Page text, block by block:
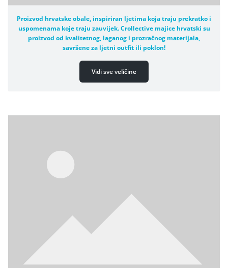
Proizvod hrvatske obale, inspiriran ljetima koja traju prekratko i
uspomenama koje traju zauvijek. Crollective majice hrvatski su
proizvod od kvalitetnog, laganog i prozračnog materijala,
savršene za ljetni outfit ili poklon!
Vidi sve veličine